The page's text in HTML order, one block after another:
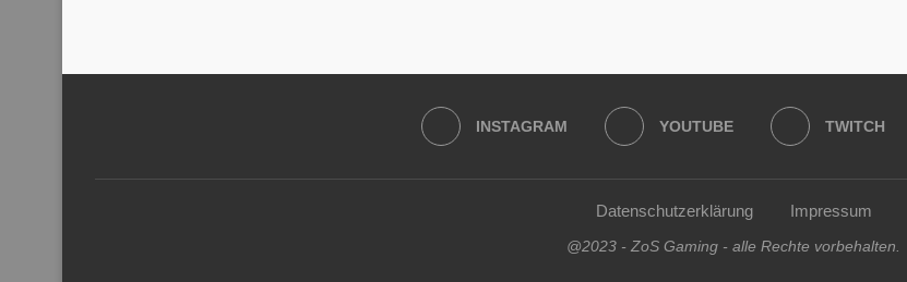
INSTAGRAM YOUTUBE TWITCH
Datenschutzerklärung Impressum
@2023 - ZoS Gaming - alle Rechte vorbehalten.